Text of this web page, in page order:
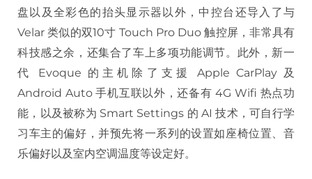
盘以及全彩色的抬头显示器以外，中控台还导入了与
Velar 类似的双10寸 Touch Pro Duo 触控屏，非常具有
科技感之余，还集合了车上多项功能调节。此外，新一
代 Evoque 的主机除了支援 Apple CarPlay 及
Android Auto 手机互联以外，还备有 4G Wifi 热点功
能，以及被称为 Smart Settings 的 AI 技术，可自行学
习车主的偏好，并预先将一系列的设置如座椅位置、音
乐偏好以及室内空调温度等设定好。